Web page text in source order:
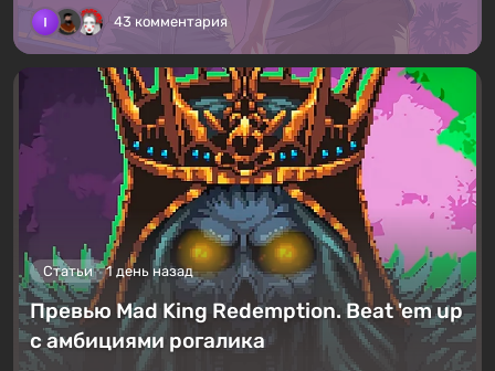
43 комментария
Статьи 1 день назад
Превью Mad King Redemption. Beat 'em up
с амбициями рогалика